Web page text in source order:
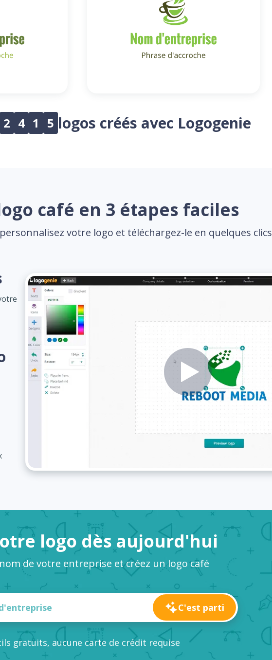
2 4 1 5 logos créés avec Logogenie
café en 3 étapes faciles
votre logo et téléchargez-le en quelques clics
logo dès aujourd'hui
de votre entreprise et créez un logo café
C'est parti
gratuits, aucune carte de crédit requise